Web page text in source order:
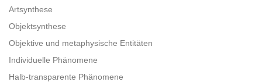
Artsynthese
Objektsynthese
Objektive und metaphysische Entitäten
Individuelle Phänomene
Halb-transparente Phänomene